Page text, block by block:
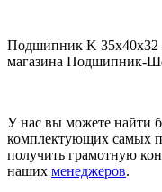
Подшипник K 35x40x32
магазина Подшипник-
У нас вы можете найти
комплектующих самых
получить грамотную
наших менеджеров.